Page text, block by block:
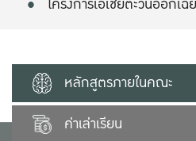
หลักสูตรภายในคณะ
ค่าเล่าเรียน